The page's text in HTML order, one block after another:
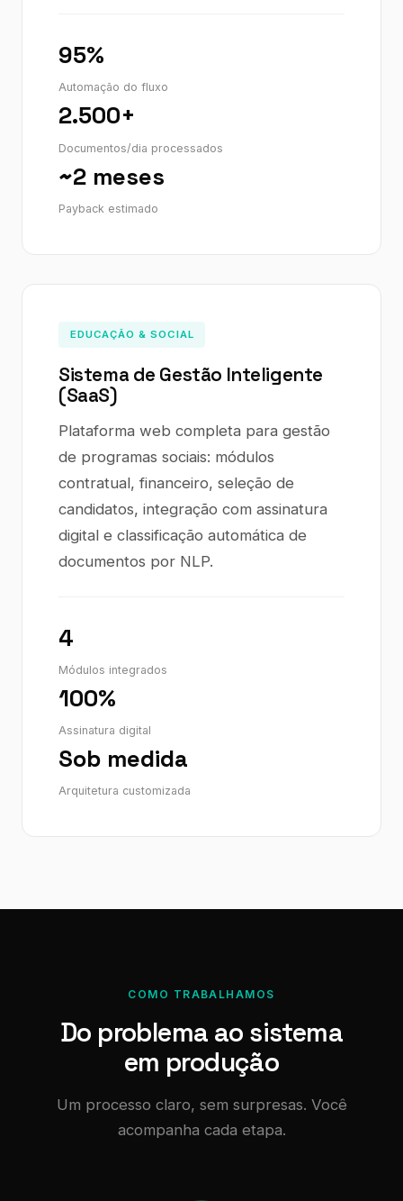
95%
Automação do fluxo
2.500+
Documentos/dia processados
~2 meses
Payback estimado
EDUCAÇÃO & SOCIAL
Sistema de Gestão Inteligente
(SaaS)
Plataforma web completa para gestão
de programas sociais: módulos
contratual, financeiro, seleção de
candidatos, integração com assinatura
digital e classificação automática de
documentos por NLP.
4
Módulos integrados
100%
Assinatura digital
Sob medida
Arquitetura customizada
COMO TRABALHAMOS
Do problema ao sistema
em produção
Um processo claro, sem surpresas. Você
acompanha cada etapa.